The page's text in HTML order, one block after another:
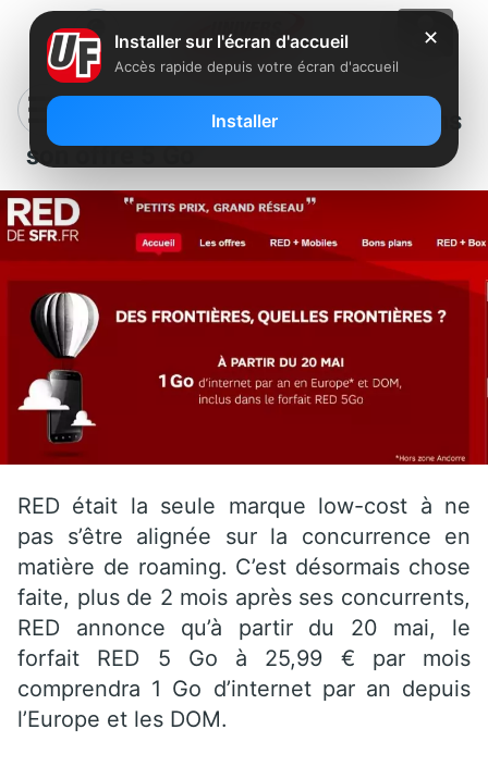
RED ajoutera 1 Go de Roaming dans
son offre 5 Go
RED était la seule marque low-cost à ne
pas s’être alignée sur la concurrence en
matière de roaming. C’est désormais chose
faite, plus de 2 mois après ses concurrents,
RED annonce qu’à partir du 20 mai, le
forfait RED 5 Go à 25,99 € par mois
comprendra 1 Go d’internet par an depuis
l’Europe et les DOM.
✕
Installer sur l'écran d'accueil
Accès rapide depuis votre écran d'accueil
Installer